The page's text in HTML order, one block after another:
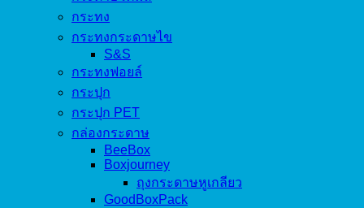
กระทง
กระทงกระดาษไข
S&S
กระทงฟอยล์
กระปุก
กระปุก PET
กล่องกระดาษ
BeeBox
Boxjourney
ถุงกระดาษหูเกลียว
GoodBoxPack